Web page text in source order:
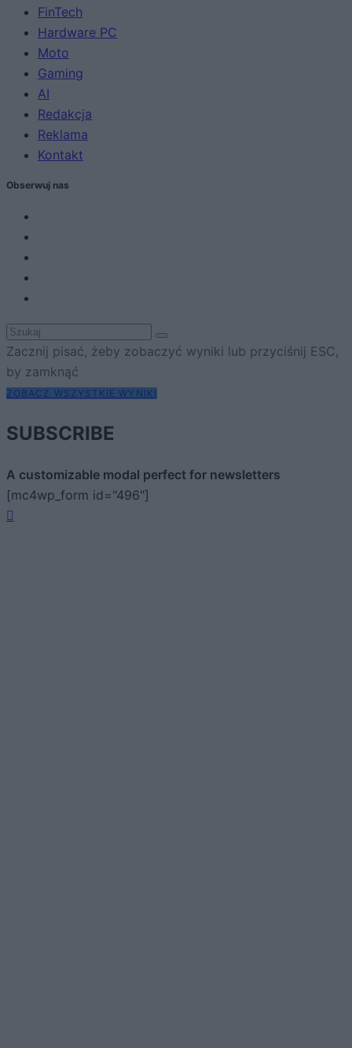
FinTech
Hardware PC
Moto
Gaming
AI
Redakcja
Reklama
Kontakt
Obserwuj nas
Zacznij pisać, żeby zobaczyć wyniki lub przyciśnij ESC,
by zamknąć
ZOBACZ WSZYSTKIE WYNIKI
SUBSCRIBE
A customizable modal perfect for newsletters
[mc4wp_form id="496"]